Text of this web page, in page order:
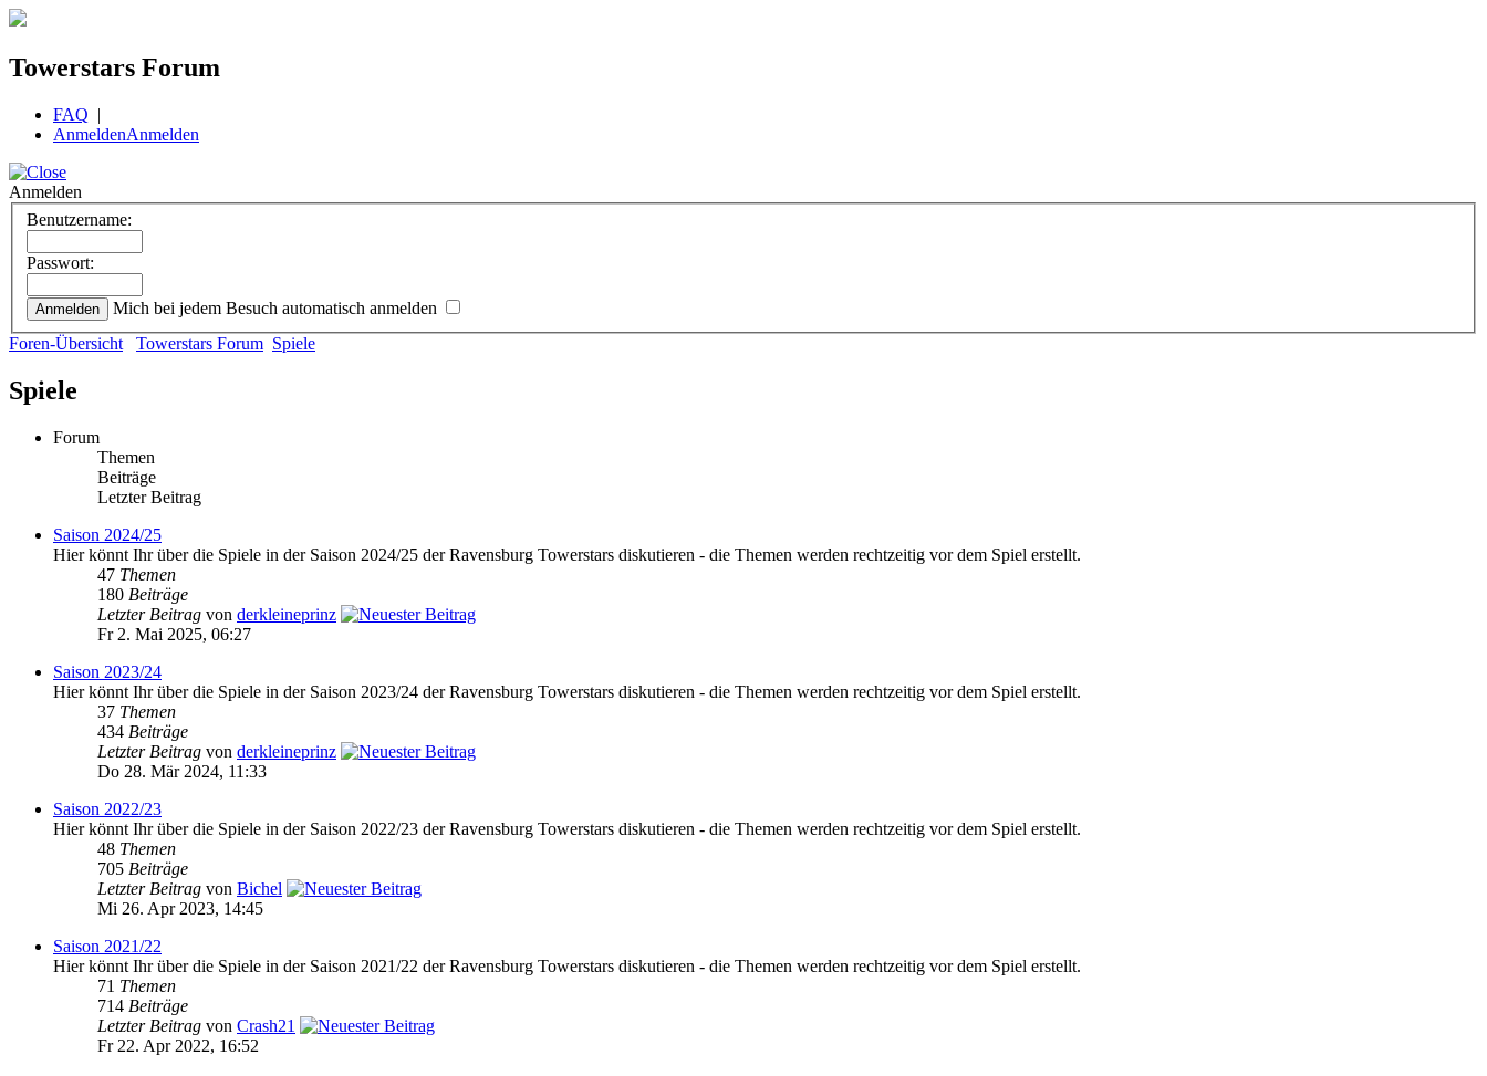
Towerstars Forum
FAQ |
AnmeldenAnmelden
Anmelden
Benutzername:
Passwort:
Mich bei jedem Besuch automatisch anmelden
Foren-Übersicht
Towerstars Forum Spiele
Spiele
Forum
Themen
Beiträge
Letzter Beitrag
Saison 2024/25
Hier könnt Ihr über die Spiele in der Saison 2024/25 der Ravensburg Towerstars diskutieren - die Themen werden rechtzeitig vor dem Spiel erstellt.
47 Themen
180 Beiträge
Letzter Beitrag von derkleineprinz
Fr 2. Mai 2025, 06:27
Saison 2023/24
Hier könnt Ihr über die Spiele in der Saison 2023/24 der Ravensburg Towerstars diskutieren - die Themen werden rechtzeitig vor dem Spiel erstellt.
37 Themen
434 Beiträge
Letzter Beitrag von derkleineprinz
Do 28. Mär 2024, 11:33
Saison 2022/23
Hier könnt Ihr über die Spiele in der Saison 2022/23 der Ravensburg Towerstars diskutieren - die Themen werden rechtzeitig vor dem Spiel erstellt.
48 Themen
705 Beiträge
Letzter Beitrag von Bichel
Mi 26. Apr 2023, 14:45
Saison 2021/22
Hier könnt Ihr über die Spiele in der Saison 2021/22 der Ravensburg Towerstars diskutieren - die Themen werden rechtzeitig vor dem Spiel erstellt.
71 Themen
714 Beiträge
Letzter Beitrag von Crash21
Fr 22. Apr 2022, 16:52